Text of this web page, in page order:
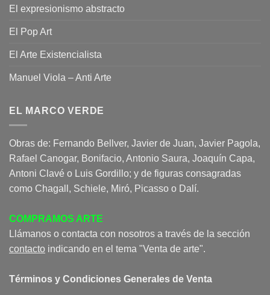
El expresionismo abstracto
El Pop Art
El Arte Existencialista
Manuel Viola – Anti Arte
EL MARCO VERDE
Obras de: Fernando Bellver, Javier de Juan, Javier Pagola,
Rafael Canogar, Bonifacio, Antonio Saura, Joaquín Capa,
Antoni Clavé o Luis Gordillo; y de figuras consagradas
como Chagall, Schiele, Miró, Picasso o Dalí.
COMPRAMOS ARTE
Llámanos o contacta con nosotros a través de la sección
contacto indicando en el tema "Venta de arte".
Términos y Condiciones Generales de Venta